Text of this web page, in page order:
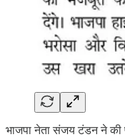
भाजपा नेता संजय टंडन ने की